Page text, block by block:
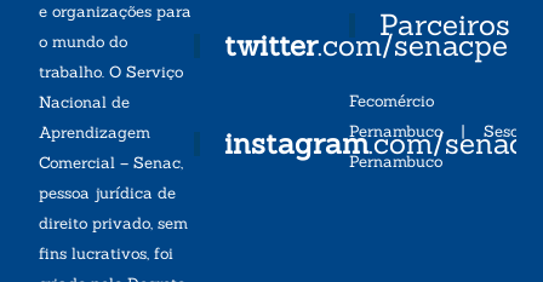
e organizações para
o mundo do
trabalho. O Serviço
Nacional de
Aprendizagem
Comercial – Senac,
pessoa jurídica de
direito privado, sem
fins lucrativos, foi
twitter.com/senacpe
instagram.com/
Parceiros
Fecomércio
Pernambuco| Sesc
Pernambuco